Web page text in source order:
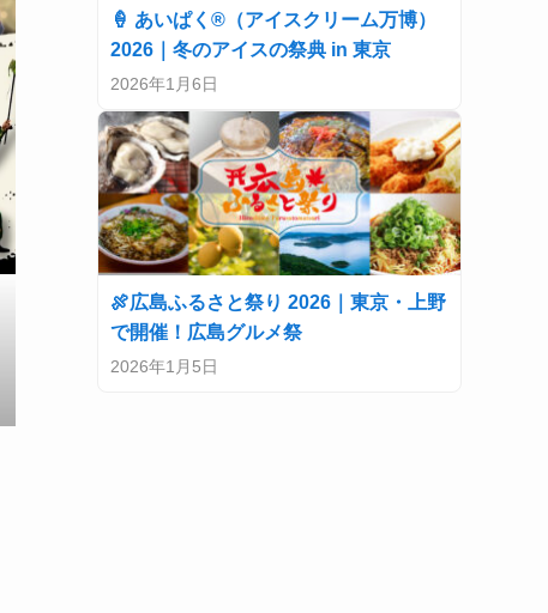
🍦 あいぱく®（アイスクリーム万博）
2026｜冬のアイスの祭典 in 東京
2026年1月6日
🍖広島ふるさと祭り 2026｜東京・上野
で開催！広島グルメ祭
2026年1月5日